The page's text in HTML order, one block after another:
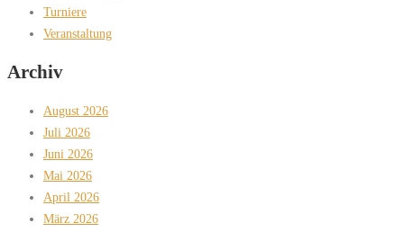
Turniere
Veranstaltung
Archiv
August 2026
Juli 2026
Juni 2026
Mai 2026
April 2026
März 2026